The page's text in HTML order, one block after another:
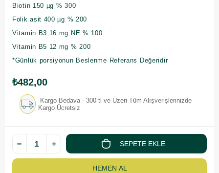
Biotin 150 µg % 300
Folik asit 400 µg % 200
Vitamin B3 16 mg NE % 100
Vitamin B5 12 mg % 200
*Günlük porsiyonun Beslenme Referans Değeridir
₺482,00
Kargo Bedava - 300 tl ve Üzeri Tüm Alışverişlerinizde
Kargo Ücretsiz